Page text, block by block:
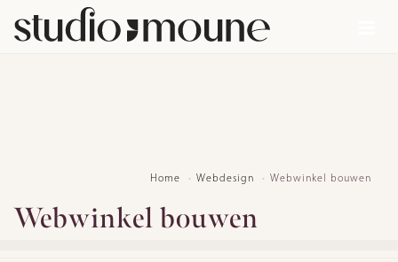
Home Webdesign Webwinkel bouwen
Webwinkel bouwen